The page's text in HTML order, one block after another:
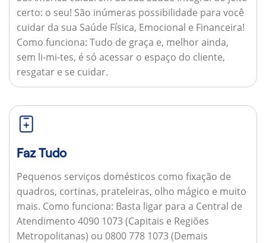
certo: o seu! São inúmeras possibilidade para você
cuidar da sua Saúde Física, Emocional e Financeira!
Como funciona: Tudo de graça e, melhor ainda,
sem li-mi-tes, é só acessar o espaço do cliente,
resgatar e se cuidar.
Faz Tudo
Pequenos serviços domésticos como fixação de
quadros, cortinas, prateleiras, olho mágico e muito
mais. Como funciona: Basta ligar para a Central de
Atendimento 4090 1073 (Capitais e Regiões
Metropolitanas) ou 0800 778 1073 (Demais